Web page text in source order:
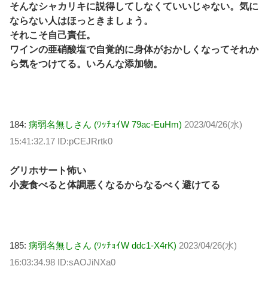
そんなシャカリキに説得してしなくていいじゃない。気に
ならない人はほっときましょう。
それこそ自己責任。
ワインの亜硝酸塩で自覚的に身体がおかしくなってそれか
ら気をつけてる。いろんな添加物。
184: 病弱名無しさん (ﾜｯﾁｮｲW 79ac-EuHm) 2023/04/26(水)
15:41:32.17 ID:pCEJRrtk0
グリホサート怖い
小麦食べると体調悪くなるからなるべく避けてる
185: 病弱名無しさん (ﾜｯﾁｮｲW ddc1-X4rK) 2023/04/26(水)
16:03:34.98 ID:sAOJiNXa0